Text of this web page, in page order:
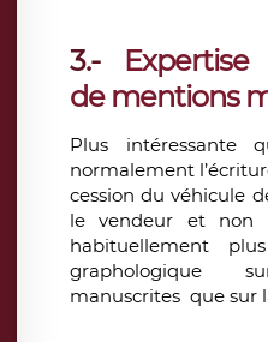
3.- Expertise
de mentions
Plus intéressante
normalement
cession du véhicule
le vendeur et non
habituellement
graphologique
manuscrites que sur